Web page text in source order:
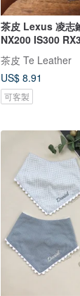
茶皮 Lexus 凌志
NX200 IS300
茶皮 Te Leather
US$ 8.91
可客製